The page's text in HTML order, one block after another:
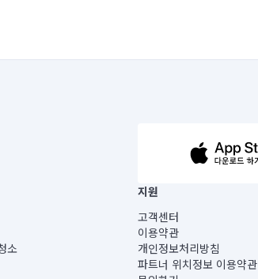
00019 |
소
지원
고객센터
이용약관
개인정보처리방침
파트너 위치정보 이용약관